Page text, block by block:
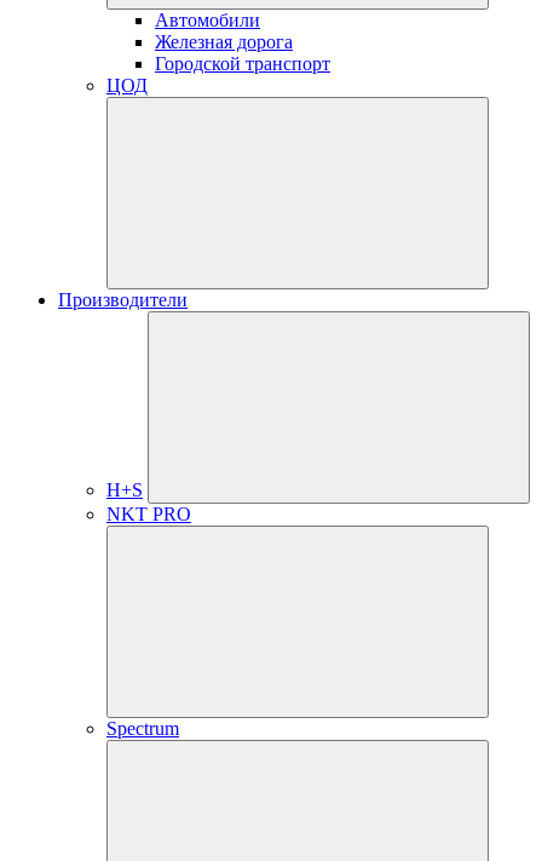
Автомобили
Железная дорога
Городской транспорт
ЦОД
Производители
H+S
NKT PRO
Spectrum